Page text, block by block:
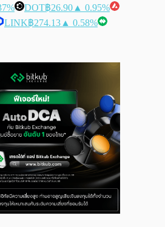
DOT฿26.90 ▲ 0.95%
LINK฿274.13 ▲ 0.58%